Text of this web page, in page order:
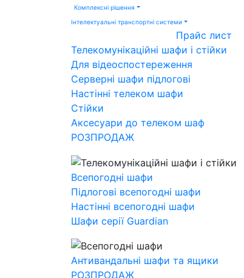
Комплексні рішення
Інтелектуальні транспортні системи
Прайс лист
Телекомунікаційні шафи і стійки
Для відеоспостереження
Серверні шафи підлогові
Настінні телеком шафи
Стійки
Аксесуари до телеком шаф
РОЗПРОДАЖ
Всепогодні шафи
Підлогові всепогодні шафи
Настінні всепогодні шафи
Шафи серії Guardian
Антивандальні шафи та ящики
РОЗПРОДАЖ